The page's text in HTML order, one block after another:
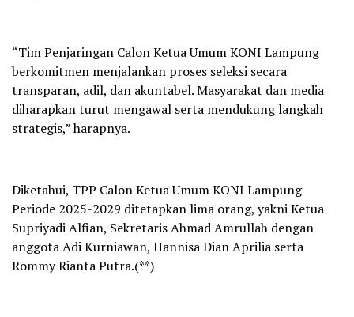
“Tim Penjaringan Calon Ketua Umum KONI Lampung
berkomitmen menjalankan proses seleksi secara
transparan, adil, dan akuntabel. Masyarakat dan media
diharapkan turut mengawal serta mendukung langkah
strategis,” harapnya.
Diketahui, TPP Calon Ketua Umum KONI Lampung
Periode 2025-2029 ditetapkan lima orang, yakni Ketua
Supriyadi Alfian, Sekretaris Ahmad Amrullah dengan
anggota Adi Kurniawan, Hannisa Dian Aprilia serta
Rommy Rianta Putra.(**)